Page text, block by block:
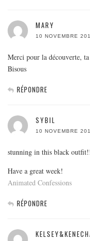
MARY
10 NOVEMBRE
Merci pour la découverte,
Bisous
RÉPONDRE
SYBIL
10 NOVEMBRE
stunning in this black
Have a great week!
Animated Confessions
RÉPONDRE